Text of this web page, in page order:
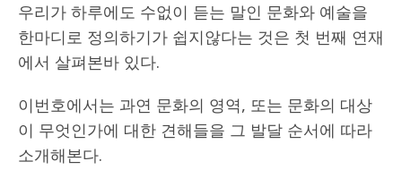
우리가 하루에도 수없이 듣는 말인 문화와 예술을
한마디로 정의하기가 쉽지않다는 것은 첫 번째 연재
에서 살펴본바 있다.
이번호에서는 과연 문화의 영역, 또는 문화의 대상
이 무엇인가에 대한 견해들을 그 발달 순서에 따라
소개해본다.